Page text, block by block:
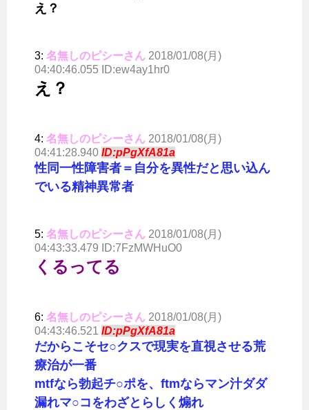
え？
3: 名無しのピシーさん 2018/01/08(月)
04:40:46.055 ID:ew4ay1hr0
え？
4: 名無しのピシーさん 2018/01/08(月)
04:41:28.940 ID:pPgXfA81a
性同一性障害者＝自分を異性だと思い込ん
でいる精神異常者
5: 名無しのピシーさん 2018/01/08(月)
04:43:33.479 ID:7FzMWHuO0
くるってる
6: 名無しのピシーさん 2018/01/08(月)
04:43:46.521 ID:pPgXfA81a
だからこそセ○クスで現実を直視させる荒
療治が一番
mtfなら勃起チ○ポを、ftmならマン汁ダダ
漏れマ○コをわざとらしく煽れ